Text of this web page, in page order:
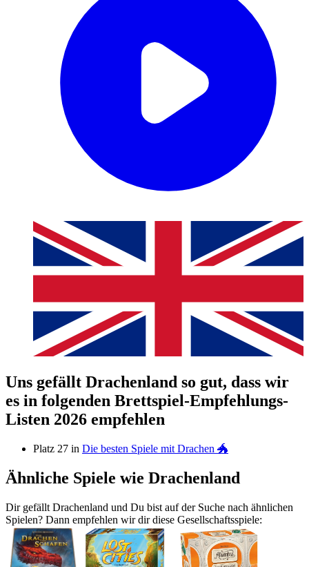
Uns gefällt Drachenland so gut, dass wir
es in folgenden Brettspiel-Empfehlungs-
Listen 2026 empfehlen
Platz 27 in Die besten Spiele mit Drachen 🐲
Ähnliche Spiele wie Drachenland
Dir gefällt Drachenland und Du bist auf der Suche nach ähnlichen
Spielen? Dann empfehlen wir dir diese Gesellschaftsspiele: